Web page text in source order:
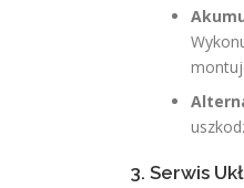
3. Serwis